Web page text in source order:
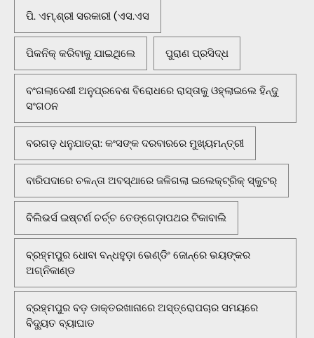
ପି. ଏମ୍.ଶ୍ରୀ ସରକାରୀ (ଏସ.ଏସ
ପିକନିକ୍‌ କରିବାକୁ ଯାଇଥିଲେ ପୁରାଣ ପ୍ରସିଦ୍ଧ
ବଂଗଲାଦେଶୀ ଅନୁପ୍ରବେଶ ବିରୋଧରେ ରାସ୍ତାକୁ ଓହ୍ଲାଇଲେ ହିନ୍ଦୁ
ସଂଗଠନ
ବରଗଡ଼ ଧନୁଯାତ୍ରା: କଂସଙ୍କ ଦରବାରରେ ମୁଖ୍ୟମନ୍ତ୍ରୀ
ବାରିପଦାରେ ଚଳନ୍ତା ଅବସ୍ଥାରେ ଜଳିଗଲା ଇଲେକ୍ଟ୍ରିକ୍ ସ୍କୁଟର୍
ବିଲିଭର୍ସ ଇଷ୍ଟର୍ଣ ଚର୍ଚ୍ଚ ତେଙ୍ଗେଡ଼ାପଥର ଟିକାବାଲି
ବ୍ରହ୍ମପୁର ଧୋବା ବନ୍ଧହୁଡ଼ା ଭେଣ୍ଡିଂ ଜୋନ୍‌ରେ ଭୟଙ୍କର
ଅଗ୍ନିକାଣ୍ଡ
ବ୍ରହ୍ମପୁର ବଡ଼ ଡାକ୍ତରଖାନାରେ ଅସ୍ତ୍ରୋପଚାର ସମୟରେ
ବିଦ୍ୟୁତ ବ୍ୟାଘାତ